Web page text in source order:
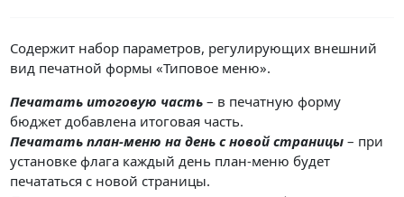
Содержит набор параметров, регулирующих внешний
вид печатной формы «Типовое меню».
Печатать итоговую часть – в печатную форму
бюджет добавлена итоговая часть.
Печатать план-меню на день с новой страницы – при
установке флага каждый день план-меню будет
печататься с новой страницы.